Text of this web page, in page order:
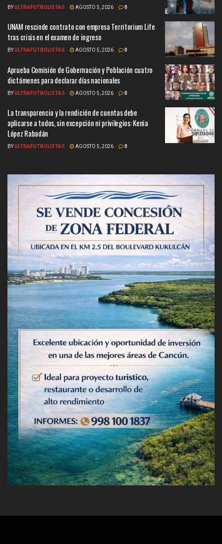
BYULTRAFUTBOLISTAS AGOSTO 5, 2026 0
UNAM rescinde contrato con empresa Territorium Life
tras crisis en el examen de ingreso
BYULTRAFUTBOLISTAS AGOSTO 5, 2026 0
Aprueba Comisión de Gobernación y Población cuatro
dictámenes para declarar días nacionales
BYULTRAFUTBOLISTAS AGOSTO 5, 2026 0
La transparencia y la rendición de cuentas debe
aplicarse a todos, sin excepción ni privilegios: Kenia
López Rabadán
BYULTRAFUTBOLISTAS AGOSTO 5, 2026 0